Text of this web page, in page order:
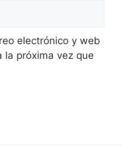
electrónico y web
la próxima vez que